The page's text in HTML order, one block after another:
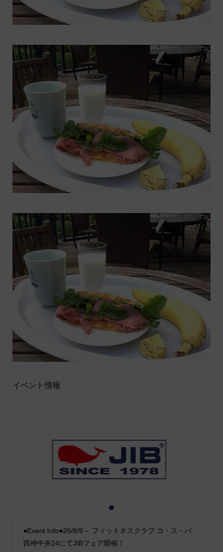
イベント情報
●Event Info●26/8/9～ フィットネスクラブ コ・ス・パ
西神中央24にてJIBフェア開催！
2